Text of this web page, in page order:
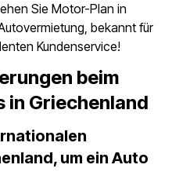
Sie Motor-Plan in
bekannt für
Kundenservice!
beim
in Griechenland
um ein Auto